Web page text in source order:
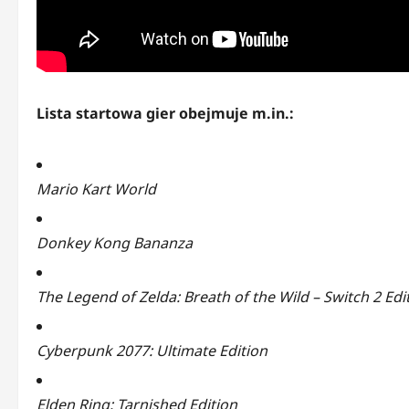
Lista startowa gier obejmuje m.in.:
Mario Kart World
Donkey Kong Bananza
The Legend of Zelda: Breath of the Wild – Switch 2
Cyberpunk 2077: Ultimate Edition
Elden Ring: Tarnished Edition